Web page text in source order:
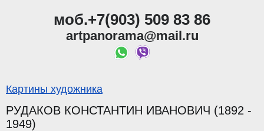
моб.+7(903) 509 83 86
artpanorama@mail.ru
Картины художника
РУДАКОВ КОНСТАНТИН ИВАНОВИЧ (1892 -
1949)